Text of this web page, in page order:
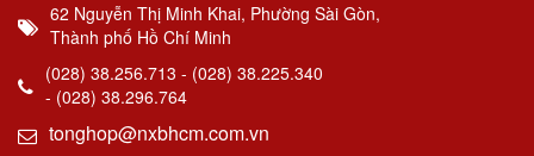
62 Nguyễn Thị Minh Khai, Phường Sài Gòn,
Thành phố Hồ Chí Minh
(028) 38.256.713 - (028) 38.225.340
- (028) 38.296.764
tonghop@nxbhcm.com.vn